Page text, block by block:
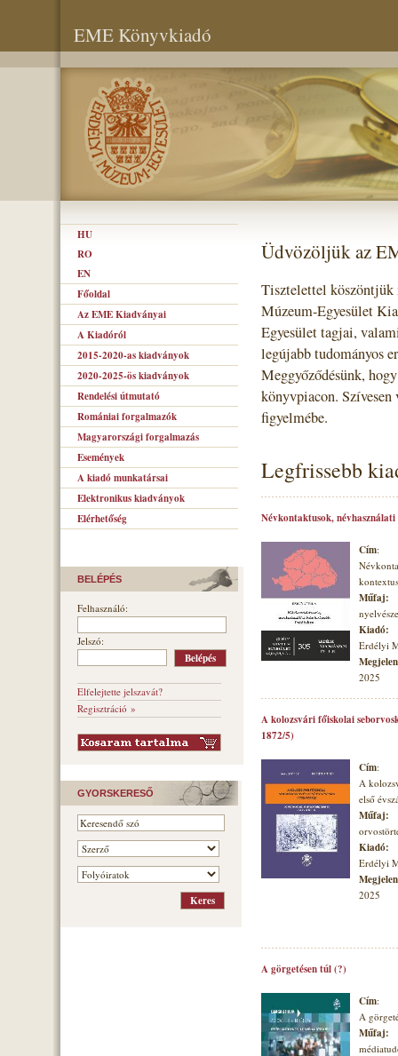
EME Könyvkiadó
HU
RO
EN
Főoldal
Az EME Kiadványai
A Kiadóról
2015-2020-as kiadványok
2020-2025-ös kiadványok
Rendelési útmutató
Romániai forgalmazók
Magyarországi forgalmazás
Események
A kiadó munkatársai
Elektronikus kiadványok
Elérhetőség
BELÉPÉS
Felhasználó:
Jelszó:
Elfelejtette jelszavát?
Regisztráció »
GYORSKERESŐ
Üdvözöljük az
Tisztelettel köszöntjük
Múzeum-Egyesület
Egyesület tagjai,
legújabb tudományos
Meggyőződésünk,
könyvpiacon.
figyelmébe.
Legfrissebb
Névkontaktusok,
Cím:
Műfaj:
Kiadó:
Erdélyi
2025
A kolozsvári főiskolai
1872/5)
Cím:
A
első
Műfaj:
Kiadó:
Erdélyi
2025
A görgetésen túl (?)
Cím:
A
Műfaj: